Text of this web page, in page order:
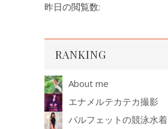
昨日の閲覧数:
RANKING
About me
エナメルテカテカ撮影
パルフェットの競泳水着